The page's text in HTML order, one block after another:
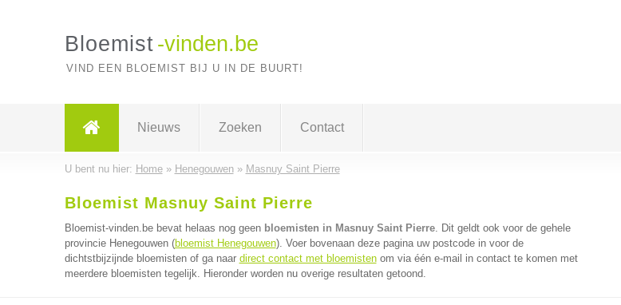
Bloemist -vinden.be
VIND EEN BLOEMIST BIJ U IN DE BUURT!
Nieuws Zoeken Contact
U bent nu hier: Home» Henegouwen» Masnuy Saint Pierre
Bloemist Masnuy Saint Pierre
Bloemist-vinden.be bevat helaas nog geen bloemisten in Masnuy Saint Pierre. Dit geldt ook voor de gehele
provincie Henegouwen (bloemist Henegouwen). Voer bovenaan deze pagina uw postcode in voor de
dichtstbijzijnde bloemisten of ga naar direct contact met bloemistenom via één e-mail in contact te komen met
meerdere bloemisten tegelijk. Hieronder worden nu overige resultaten getoond.